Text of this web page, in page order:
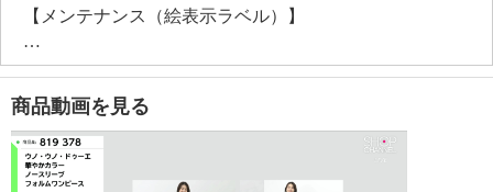
【メンテナンス（絵表示ラベル）】
・手洗い：可
・漂白処理：塩素系・酸素系漂白不可
・タンブル乾燥：不可
・自然乾燥：日陰の吊り干し
・アイロン仕上げ：可（低温）
・ドライクリーニング：不可
商品動画を見る